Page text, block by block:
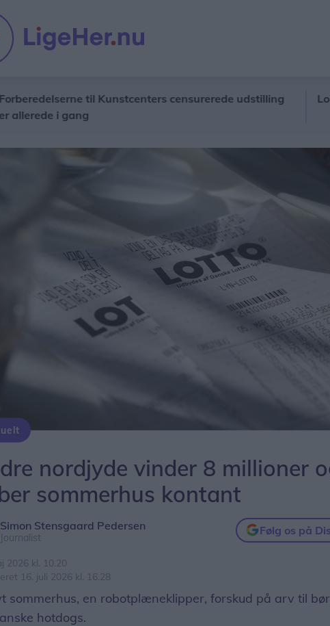
til Kunstcenters censurerede udstilling
i gang
nordjyde vinder 8 millioner
sommerhus kontant
Simon Stensgaard Pedersen
Journalist
Følg os på
2026 kl. 10.20
16. juli 2026 kl. 16.28
sommerhus, en robotplæneklipper, forskud på arv til
hotdogs.